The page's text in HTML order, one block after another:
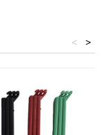
>
<